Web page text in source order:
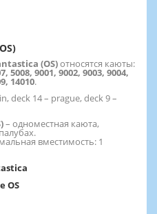
(OS)относятся каюты:
5008, 9001, 9002, 9003, 9004,
14010.
deck 14 – prague, deck 9 –
– одноместная каюта,
вместимость: 1
OS